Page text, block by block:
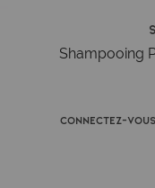
Shampooing
Connectez-